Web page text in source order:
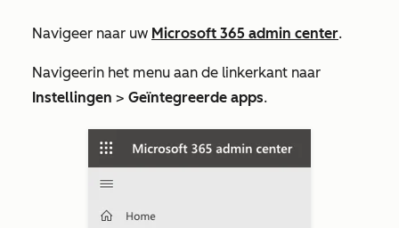
Navigeer naar uw Microsoft 365 admin center.
Navigeerin het menu aan de linkerkant naar
Instellingen > Geïntegreerde apps.